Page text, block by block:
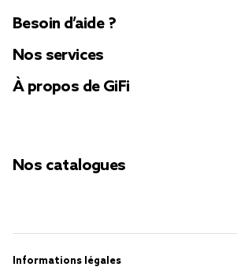
Besoin d’aide ?
Nos services
À propos de GiFi
Nos catalogues
Informations légales